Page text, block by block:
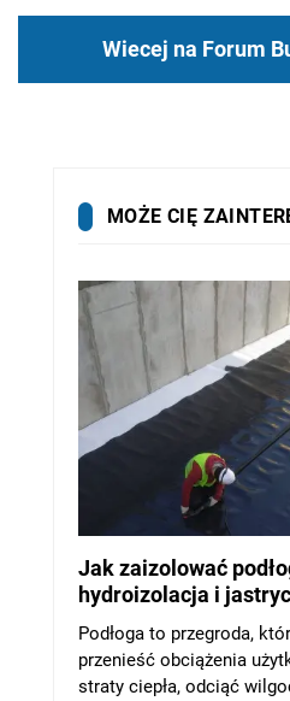
Wiecej na Forum
MOŻE CIĘ
Jak zaizolować
hydroizolacja i
Podłoga to przegroda,
przenieść obciążenia
straty ciepła, odciąć